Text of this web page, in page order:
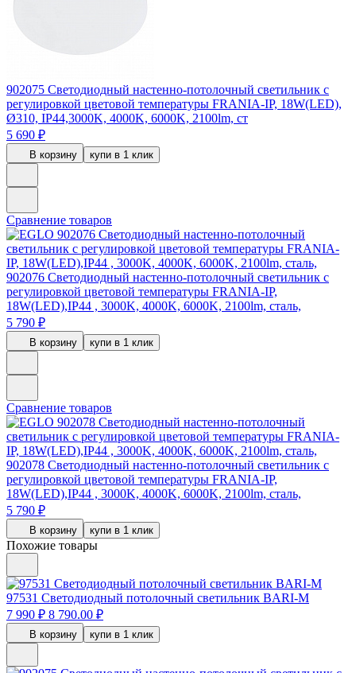
902075 Светодиодный настенно-потолочный светильник с
регулировкой цветовой температуры FRANIA-IP, 18W(LED),
Ø310, IP44,3000K, 4000K, 6000K, 2100lm, ст
5 690 ₽
В корзину купи в 1 клик
Сравнение товаров
902076 Светодиодный настенно-потолочный светильник с
регулировкой цветовой температуры FRANIA-IP,
18W(LED),IP44 , 3000K, 4000K, 6000K, 2100lm, сталь,
5 790 ₽
В корзину купи в 1 клик
Сравнение товаров
902078 Светодиодный настенно-потолочный светильник с
регулировкой цветовой температуры FRANIA-IP,
18W(LED),IP44 , 3000K, 4000K, 6000K, 2100lm, сталь,
5 790 ₽
В корзину купи в 1 клик
Похожие товары
97531 Светодиодный потолочный светильник BARI-M
7 990 ₽ 8 790.00 ₽
В корзину купи в 1 клик